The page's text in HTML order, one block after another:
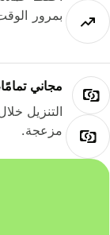
بمرور الوقت.
مجاني تمامًا،
التنزيل
مزعجة.